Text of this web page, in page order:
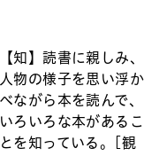
【知】読書に親しみ、
人物の様子を思い浮か
べながら本を読んで、
いろいろな本があるこ
とを知っている。[観